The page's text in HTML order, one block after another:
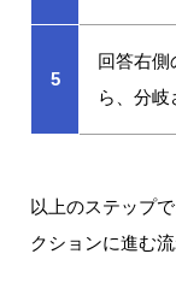
5
回答右側
ら、分岐
以上のステップ
クションに進む